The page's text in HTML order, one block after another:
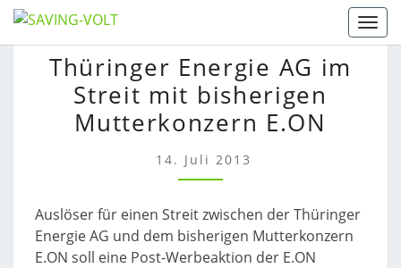
Skip
to
content
THÜRINGER
ENERGIE
AG
IM
STREIT
MIT
BISHERIGEN
E.ON
Thüringer Energie AG im
Streit mit bisherigen
Mutterkonzern E.ON
14. Juli 2013
Auslöser für einen Streit zwischen der Thüringer
Energie AG und dem bisherigen Mutterkonzern
E.ON soll eine Post-Werbeaktion der E.ON